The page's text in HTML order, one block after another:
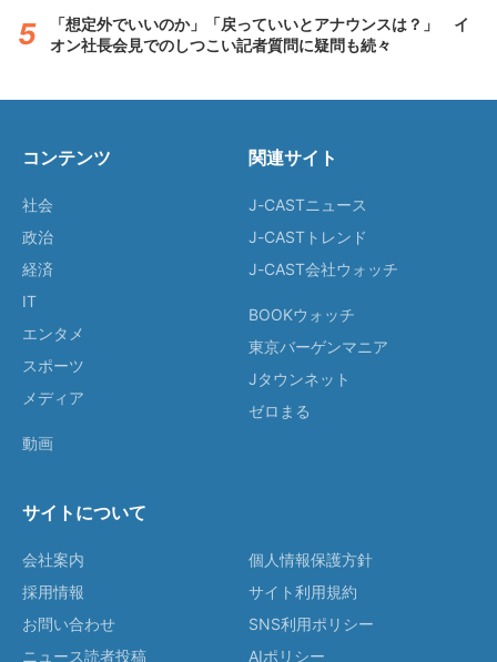
「想定外でいいのか」「戻っていいとアナウンスは？」 イ
オン社長会見でのしつこい記者質問に疑問も続々
コンテンツ
社会
政治
経済
IT
エンタメ
スポーツ
メディア
動画
関連サイト
J-CASTニュース
J-CASTトレンド
J-CAST会社ウォッチ
BOOKウォッチ
東京バーゲンマニア
Jタウンネット
ゼロまる
サイトについて
会社案内
採用情報
お問い合わせ
ニュース読者投稿
個人情報保護方針
サイト利用規約
SNS利用ポリシー
AIポリシー